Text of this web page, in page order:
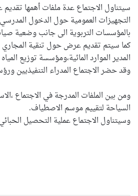
سيتناول الاجتماع عدة ملفات أهمها
التجهيزات العمومية حول الدخول
بالمؤسسات التربوية الى جانب وضعية
كما سيتم تقديم عرض حول تنقية
المدير الموارد المائية،ومؤسسة توزيع
وقد حضر الاجتماع المدراء التنفيذيين
ومن بين الملفات المدرجة في الاجتماع
السياحة لتقييم موسم الاصطياف.
وسيتناول الاجتماع عملية التحصيل